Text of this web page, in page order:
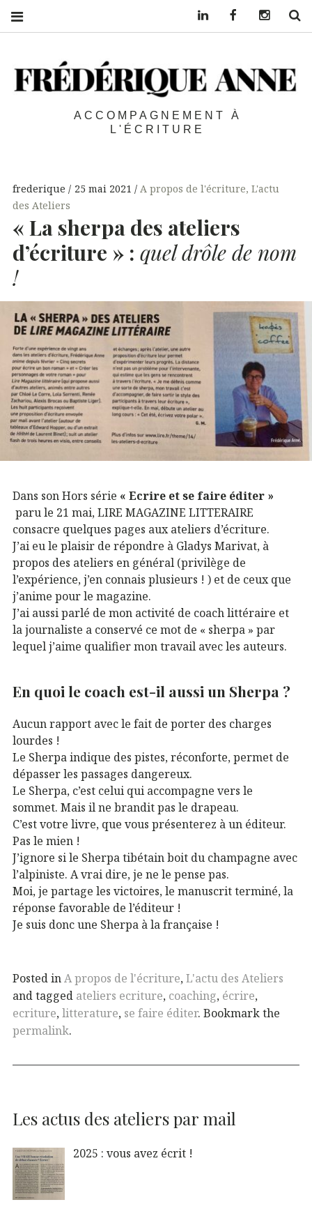
ACCOMPAGNEMENT À
L'ÉCRITURE
frederique 25 mai 2021 A propos de l'écriture, L'actu
des Ateliers
« La sherpa des ateliers
d’écriture » : quel drôle de nom
!
Dans son Hors série « Ecrire et se faire éditer »
paru le 21 mai, LIRE MAGAZINE LITTERAIRE
consacre quelques pages aux ateliers d’écriture.
J’ai eu le plaisir de répondre à Gladys Marivat, à
propos des ateliers en général (privilège de
l’expérience, j’en connais plusieurs ! ) et de ceux que
j’anime pour le magazine.
J’ai aussi parlé de mon activité de coach littéraire et
la journaliste a conservé ce mot de « sherpa » par
lequel j’aime qualifier mon travail avec les auteurs.
En quoi le coach est-il aussi un Sherpa ?
Aucun rapport avec le fait de porter des charges
lourdes !
Le Sherpa indique des pistes, réconforte, permet de
dépasser les passages dangereux.
Le Sherpa, c’est celui qui accompagne vers le
sommet. Mais il ne brandit pas le drapeau.
C’est votre livre, que vous présenterez à un éditeur.
Pas le mien !
J’ignore si le Sherpa tibétain boit du champagne avec
l’alpiniste. A vrai dire, je ne le pense pas.
Moi, je partage les victoires, le manuscrit terminé, la
réponse favorable de l’éditeur !
Je suis donc une Sherpa à la française !
Posted inA propos de l'écriture,L'actu des Ateliers
and tagged ateliers ecriture, coaching, écrire,
ecriture,litterature, se faire éditer. Bookmark the
permalink.
Les actus des ateliers par mail
2025 : vous avez écrit !
Linkedin Facebook